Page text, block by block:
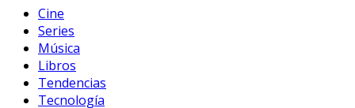
Cine
Series
Música
Libros
Tendencias
Tecnología